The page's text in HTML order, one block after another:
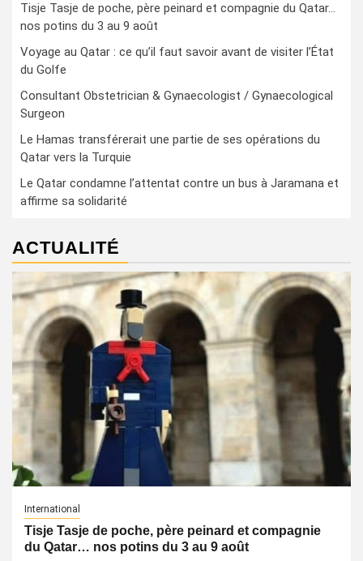
Tisje Tasje de poche, père peinard et compagnie du Qatar…
nos potins du 3 au 9 août
Voyage au Qatar : ce qu’il faut savoir avant de visiter l’État
du Golfe
Consultant Obstetrician & Gynaecologist / Gynaecological
Surgeon
Le Hamas transférerait une partie de ses opérations du
Qatar vers la Turquie
Le Qatar condamne l’attentat contre un bus à Jaramana et
affirme sa solidarité
ACTUALITÉ
International
Tisje Tasje de poche, père peinard et compagnie
du Qatar… nos potins du 3 au 9 août